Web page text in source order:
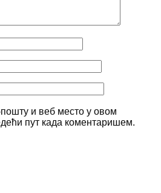
и веб место у овом
пут када коментаришем.